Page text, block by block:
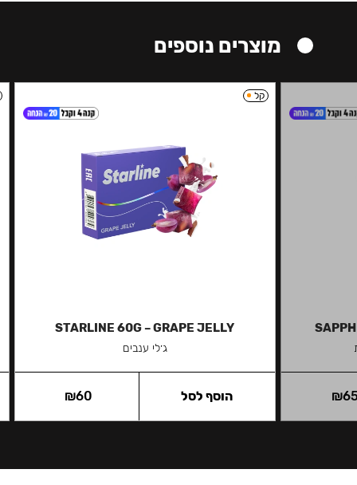
מוצרים נוספים
₪
קל
STARLINE 60G – GRAPE JELLY
ג׳לי ענבים
₪60 הוסף לסל